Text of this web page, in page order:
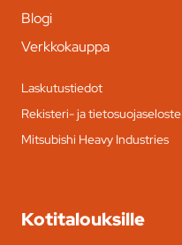
Blogi
Verkkokauppa
Laskutustiedot
Rekisteri- ja tietosuojaseloste
Mitsubishi Heavy Industries
Kotitalouksille